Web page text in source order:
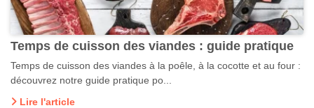
Temps de cuisson des viandes : guide pratique
Temps de cuisson des viandes à la poêle, à la cocotte et au four :
découvrez notre guide pratique po...
Lire l'article